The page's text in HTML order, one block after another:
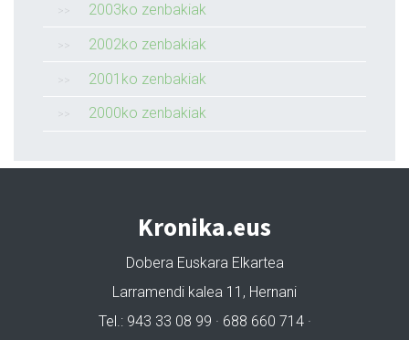
2003ko zenbakiak
2002ko zenbakiak
2001ko zenbakiak
2000ko zenbakiak
Kronika.eus
Dobera Euskara Elkartea
Larramendi kalea 11, Hernani
Tel.: 943 33 08 99 · 688 660 714 ·